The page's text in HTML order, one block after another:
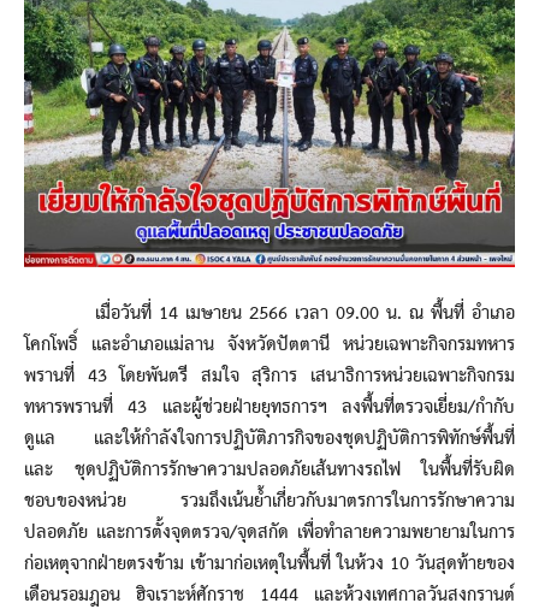
เมื่อวันที่ 14 เมษายน 2566 เวลา 09.00 น. ณ พื้นที่ อำเภอ
โคกโพธิ์ และอำเภอแม่ลาน จังหวัดปัตตานี หน่วยเฉพาะกิจกรมทหาร
พรานที่ 43 โดยพันตรี สมใจ สุริการ เสนาธิการหน่วยเฉพาะกิจกรม
ทหารพรานที่ 43 และผู้ช่วยฝ่ายยุทธการฯ ลงพื้นที่ตรวจเยี่ยม/กำกับ
ดูแล และให้กำลังใจการปฏิบัติภารกิจของชุดปฏิบัติการพิทักษ์พื้นที่
และ ชุดปฏิบัติการรักษาความปลอดภัยเส้นทางรถไฟ ในพื้นที่รับผิด
ชอบของหน่วย รวมถึงเน้นย้ำเกี่ยวกับมาตรการในการรักษาความ
ปลอดภัย และการตั้งจุดตรวจ/จุดสกัด เพื่อทำลายความพยายามในการ
ก่อเหตุจากฝ่ายตรงข้าม เข้ามาก่อเหตุในพื้นที่ ในห้วง 10 วันสุดท้ายของ
เดือนรอมฎอน ฮิจเราะห์ศักราช 1444 และห้วงเทศกาลวันสงกรานต์